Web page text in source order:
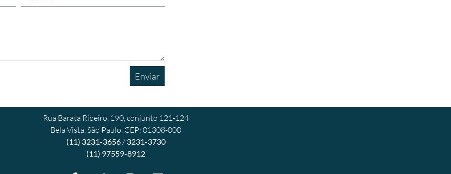
Enviar
Rua Barata Ribeiro, 190, conjunto 121-124
Bela Vista, São Paulo, CEP: 01308-000
(11) 3231-3656/ 3231-3730
(11) 97559-8912